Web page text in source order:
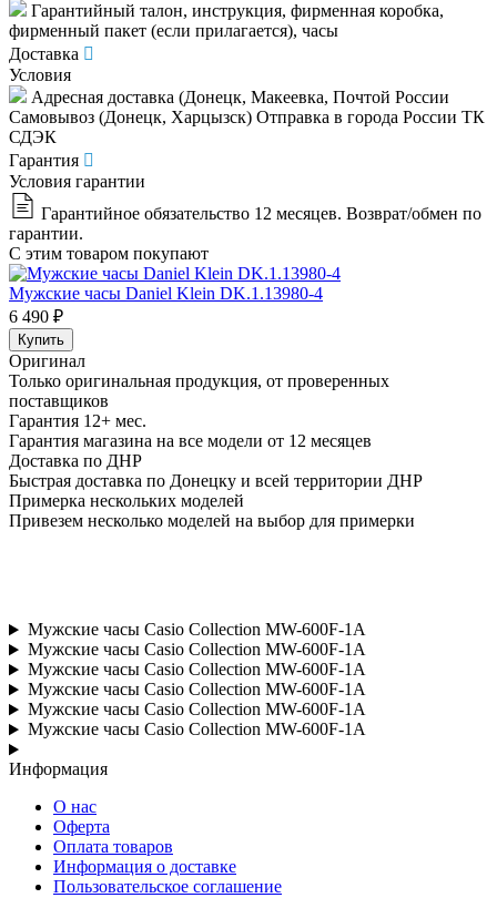
Гарантийный талон, инструкция, фирменная коробка,
фирменный пакет (если прилагается), часы
Доставка
Условия
Адресная доставка (Донецк, Макеевка, Почтой России
Самовывоз (Донецк, Харцызск) Отправка в города России ТК
СДЭК
Гарантия
Условия гарантии
Гарантийное обязательство 12 месяцев. Возврат/обмен по
гарантии.
С этим товаром покупают
Мужские часы Daniel Klein DK.1.13980-4
6 490 ₽
Купить
Оригинал
Только оригинальная продукция, от проверенных
поставщиков
Гарантия 12+ мес.
Гарантия магазина на все модели от 12 месяцев
Доставка по ДНР
Быстрая доставка по Донецку и всей территории ДНР
Примерка нескольких моделей
Привезем несколько моделей на выбор для примерки
Мужские часы Casio Collection MW-600F-1A
Мужские часы Casio Collection MW-600F-1A
Мужские часы Casio Collection MW-600F-1A
Мужские часы Casio Collection MW-600F-1A
Мужские часы Casio Collection MW-600F-1A
Мужские часы Casio Collection MW-600F-1A
Информация
О нас
Оферта
Оплата товаров
Информация о доставке
Пользовательское соглашение